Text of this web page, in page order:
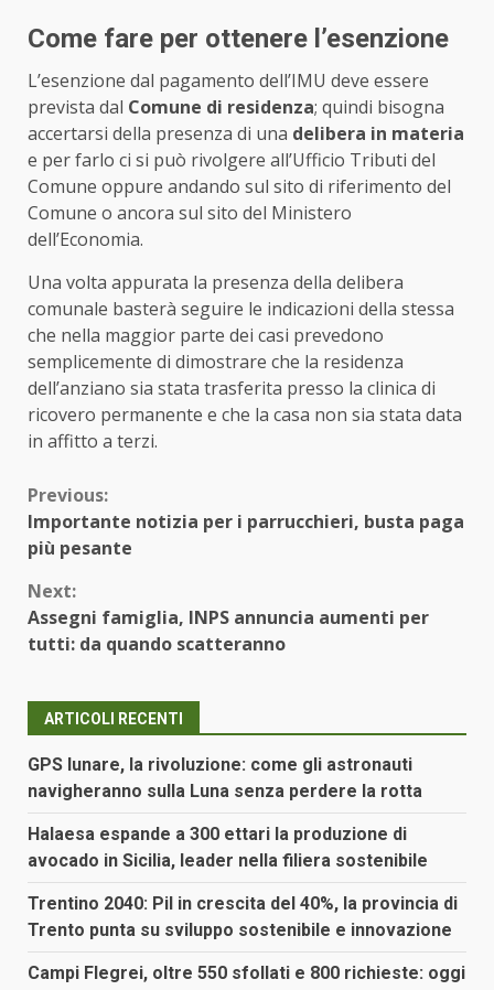
Come fare per ottenere l’esenzione
L’esenzione dal pagamento dell’IMU deve essere
prevista dal Comune di residenza; quindi bisogna
accertarsi della presenza di una delibera in materia
e per farlo ci si può rivolgere all’Ufficio Tributi del
Comune oppure andando sul sito di riferimento del
Comune o ancora sul sito del Ministero
dell’Economia.
Una volta appurata la presenza della delibera
comunale basterà seguire le indicazioni della stessa
che nella maggior parte dei casi prevedono
semplicemente di dimostrare che la residenza
dell’anziano sia stata trasferita presso la clinica di
ricovero permanente e che la casa non sia stata data
in affitto a terzi.
Continue
Reading
Previous:
Importante notizia per i parrucchieri, busta paga
più pesante
Next:
Assegni famiglia, INPS annuncia aumenti per
tutti: da quando scatteranno
ARTICOLI RECENTI
GPS lunare, la rivoluzione: come gli astronauti
navigheranno sulla Luna senza perdere la rotta
Halaesa espande a 300 ettari la produzione di
avocado in Sicilia, leader nella filiera sostenibile
Trentino 2040: Pil in crescita del 40%, la provincia di
Trento punta su sviluppo sostenibile e innovazione
Campi Flegrei, oltre 550 sfollati e 800 richieste: oggi